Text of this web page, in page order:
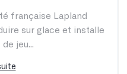
française Lapland
sur glace et installe
jeu...